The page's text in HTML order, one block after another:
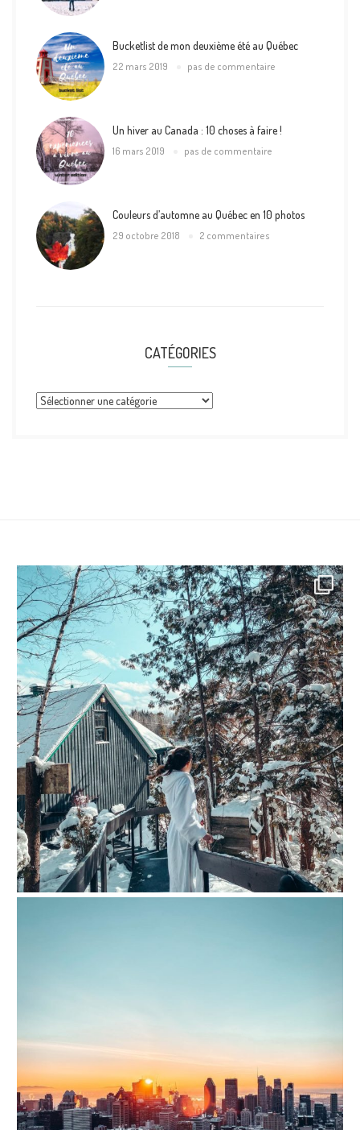
Bucketlist de mon deuxième été au Québec
22 mars 2019 pas de commentaire
Un hiver au Canada : 10 choses à faire !
16 mars 2019 pas de commentaire
Couleurs d’automne au Québec en 10 photos
29 octobre 2018 2 commentaires
CATÉGORIES